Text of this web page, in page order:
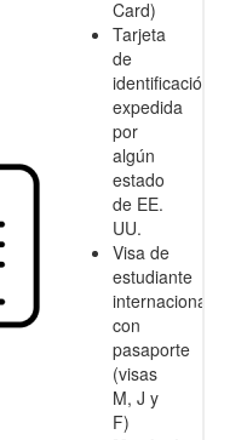
Card)
Tarjeta
de
identificación
expedida
por
algún
estado
de EE.
UU.
Visa de
estudiante
internacional
con
pasaporte
(visas
M, J y
F)